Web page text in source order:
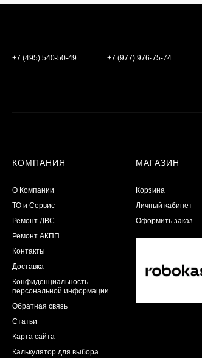
+7 (495) 540-50-49 +7 (977) 976-75-74
КОМПАНИЯ
О Компании
ТО и Сервис
​Ремонт ДВС
Ремонт АКПП
Контакты
Доставка
Конфиденциальность
персональной информации
Обратная связь
Статьи
Карта сайта
Калькулятор для выбора
МАГАЗИН
Корзина
Личный кабинет
Оформить заказ